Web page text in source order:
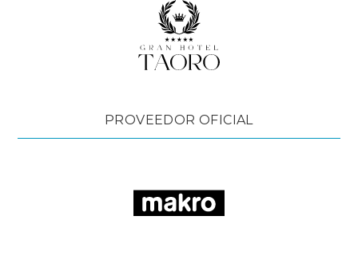
PROVEEDOR OFICIAL